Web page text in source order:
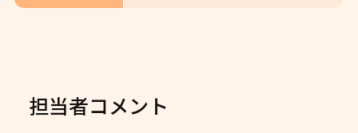
担当者コメント